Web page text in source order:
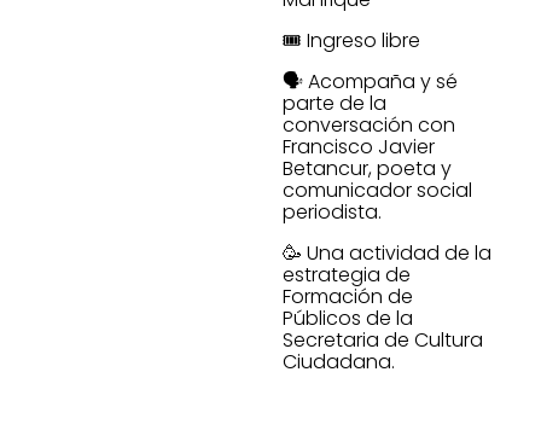
🎟️ Ingreso libre
🗣️ Acompaña y sé
parte de la
conversación con
Francisco Javier
Betancur, poeta y
comunicador social
periodista.
🥳 Una actividad de la
estrategia de
Formación de
Públicos de la
Secretaria de Cultura
Ciudadana.